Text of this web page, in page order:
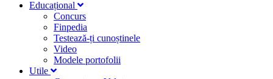
Educațional
Concurs
Finpedia
Testează-ți cunoștinele
Video
Modele portofolii
Utile